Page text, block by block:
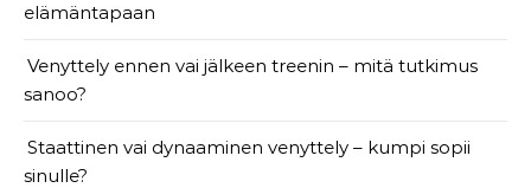
elämäntapaan
Venyttely ennen vai jälkeen treenin – mitä tutkimus
sanoo?
Staattinen vai dynaaminen venyttely – kumpi sopii
sinulle?